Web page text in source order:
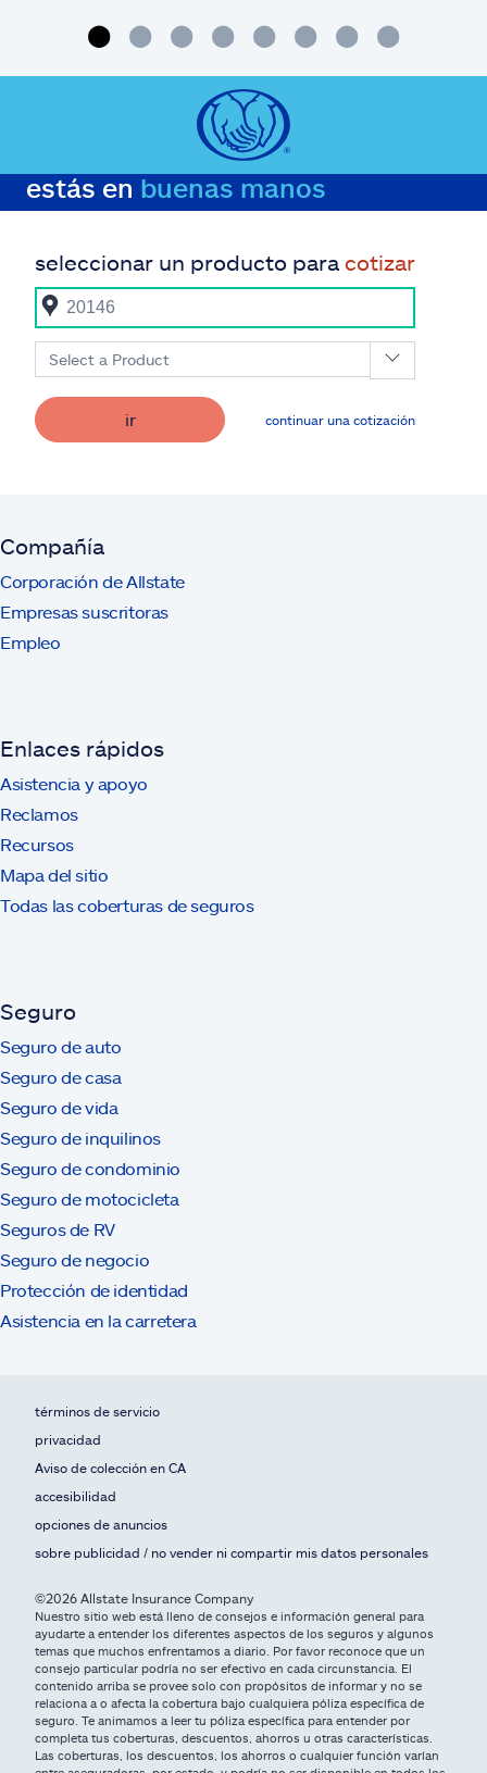
estás en buenas manos
seleccionar un producto para cotizar
Select a Product
ir continuar una cotización
Compañía
Corporación de Allstate
Empresas suscritoras
Empleo
Enlaces rápidos
Asistencia y apoyo
Reclamos
Recursos
Mapa del sitio
Todas las coberturas de seguros
Seguro
Seguro de auto
Seguro de casa
Seguro de vida
Seguro de inquilinos
Seguro de condominio
Seguro de motocicleta
Seguros de RV
Seguro de negocio
Protección de identidad
Asistencia en la carretera
términos de servicio
privacidad
Aviso de colección en CA
accesibilidad
opciones de anuncios
sobre publicidad / no vender ni compartir mis datos personales
©2026 Allstate Insurance Company
Nuestro sitio web está lleno de consejos e información general para
ayudarte a entender los diferentes aspectos de los seguros y algunos
temas que muchos enfrentamos a diario. Por favor reconoce que un
consejo particular podría no ser efectivo en cada circunstancia. El
contenido arriba se provee solo con propósitos de informar y no se
relaciona a o afecta la cobertura bajo cualquiera póliza específica de
seguro. Te animamos a leer tu póliza específica para entender por
completa tus coberturas, descuentos, ahorros u otras características.
Las coberturas, los descuentos, los ahorros o cualquier función varían